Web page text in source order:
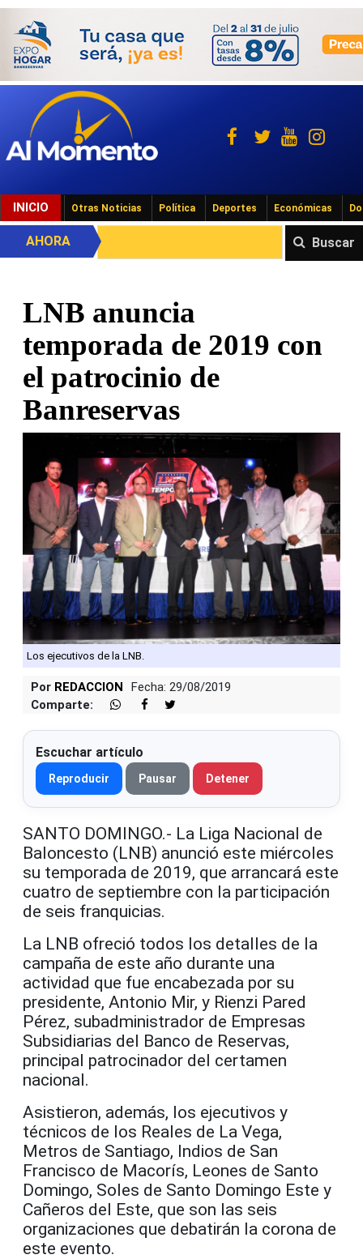
INICIO Otras Noticias Política Deportes Económicas
Buscar
AHORA
LNB anuncia
temporada de 2019 con
el patrocinio de
Banreservas
Los ejecutivos de la LNB.
Por REDACCION
Fecha: 29/08/2019
Comparte:
Escuchar artículo
Reproducir Pausar Detener
SANTO DOMINGO.- La Liga Nacional de
Baloncesto (LNB) anunció este miércoles
su temporada de 2019, que arrancará este
cuatro de septiembre con la participación
de seis franquicias.
La LNB ofreció todos los detalles de la
campaña de este año durante una
actividad que fue encabezada por su
presidente, Antonio Mir, y Rienzi Pared
Pérez, subadministrador de Empresas
Subsidiarias del Banco de Reservas,
principal patrocinador del certamen
nacional.
Asistieron, además, los ejecutivos y
técnicos de los Reales de La Vega,
Metros de Santiago, Indios de San
Francisco de Macorís, Leones de Santo
Domingo, Soles de Santo Domingo Este y
Cañeros del Este, que son las seis
organizaciones que debatirán la corona de
este evento.